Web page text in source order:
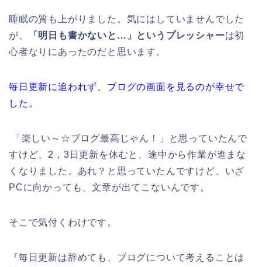
睡眠の質も上がりました。気にはしていませんでした
が、
「明日も書かないと…」というプレッシャーは初
心者なりにあったのだと思います。
毎日更新に追われず、ブログの画面を見るのが幸せで
した。
「楽しい～☆ブログ最高じゃん！」と思っていたんで
すけど、2，3日更新を休むと、途中から作業が進まな
くなりました。 あれ？と思っていたんですけど、いざ
PCに向かっても、文章が出てこないんです。
そこで気付くわけです。
『毎日更新は辞めても、ブログについて考えることは